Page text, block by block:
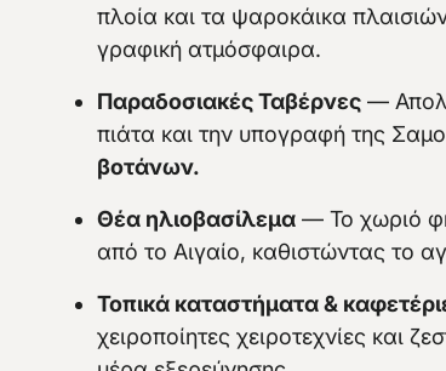
πλοία και τα ψαροκάικα
γραφική ατμόσφαιρα.
Παραδοσιακές Ταβέρνες —
πιάτα και την υπογραφή της
βοτάνων.
Θέα ηλιοβασίλεμα — Το χωριό
από το Αιγαίο, καθιστώντας το
Τοπικά καταστήματα &
χειροποίητες χειροτεχνίες και